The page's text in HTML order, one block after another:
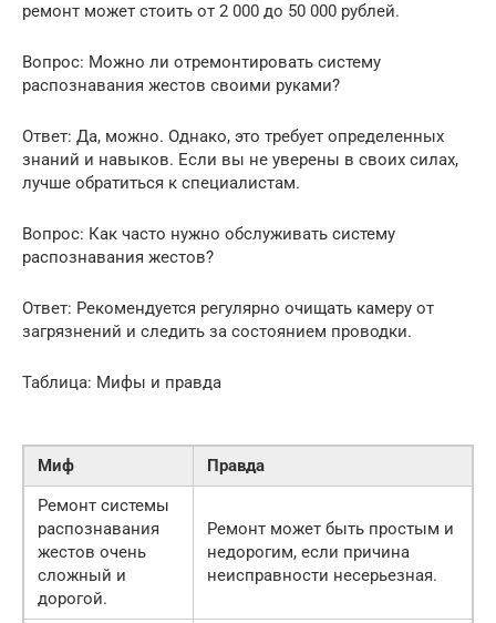
ремонт может стоить от 2 000 до 50 000 рублей.
Вопрос: Можно ли отремонтировать систему
распознавания жестов своими руками?
Ответ: Да, можно. Однако, это требует определенных
знаний и навыков. Если вы не уверены в своих силах,
лучше обратиться к специалистам.
Вопрос: Как часто нужно обслуживать систему
распознавания жестов?
Ответ: Рекомендуется регулярно очищать камеру от
загрязнений и следить за состоянием проводки.
Таблица: Мифы и правда
Миф
Правда
Ремонт системы
распознавания
жестов очень
сложный и
дорогой.
Ремонт может быть простым и
недорогим, если причина
неисправности несерьезная.